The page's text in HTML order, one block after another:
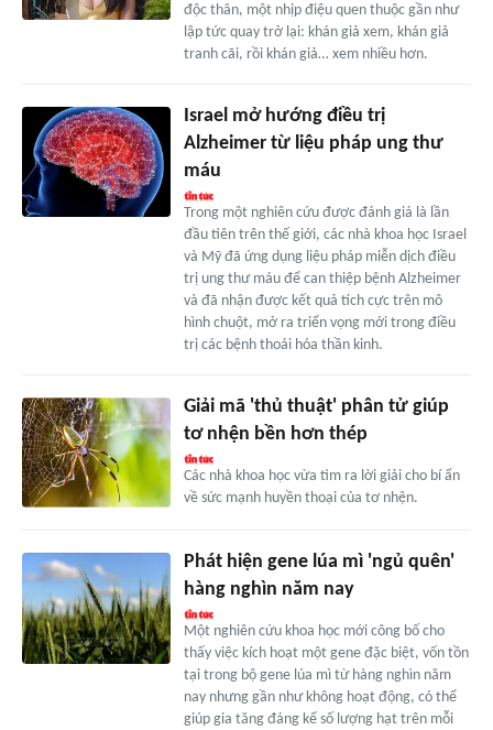
độc thân, một nhịp điệu quen thuộc gần như
lập tức quay trở lại: khán giả xem, khán giả
tranh cãi, rồi khán giả… xem nhiều hơn.
Israel mở hướng điều trị
Alzheimer từ liệu pháp ung thư
máu
Trong một nghiên cứu được đánh giá là lần
đầu tiên trên thế giới, các nhà khoa học Israel
và Mỹ đã ứng dụng liệu pháp miễn dịch điều
trị ung thư máu để can thiệp bệnh Alzheimer
và đã nhận được kết quả tích cực trên mô
hình chuột, mở ra triển vọng mới trong điều
trị các bệnh thoái hóa thần kinh.
Giải mã 'thủ thuật' phân tử giúp
tơ nhện bền hơn thép
Các nhà khoa học vừa tìm ra lời giải cho bí ẩn
về sức mạnh huyền thoại của tơ nhện.
Phát hiện gene lúa mì 'ngủ quên'
hàng nghìn năm nay
Một nghiên cứu khoa học mới công bố cho
thấy việc kích hoạt một gene đặc biệt, vốn tồn
tại trong bộ gene lúa mì từ hàng nghìn năm
nay nhưng gần như không hoạt động, có thể
giúp gia tăng đáng kể số lượng hạt trên mỗi